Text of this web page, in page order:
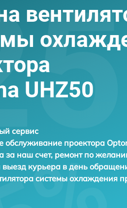
UHZ50
сервис
обслуживание проектора
за наш счет, ремонт по
курьера в день
системы охлаждения